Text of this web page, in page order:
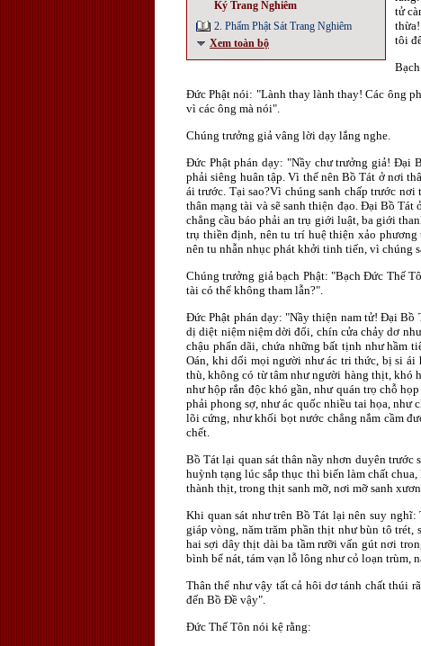
Ký Trang Nghiêm
2. Phẩm Phật Sát Trang Nghiêm
Xem toàn bộ
tử
tôi
Ðức Phật nói: "Lành thay lành thay! Các ông
vì các ông mà nói".
Chúng trưởng giả vâng lời dạy lắng nghe.
Ðức Phật phán dạy: "Nầy chư trưởng giả! Ðại
phải siêng huân tập. Vì thế nên Bồ Tát ở nơi
ái trước. Tại sao?Vì chúng sanh chấp trước
thân mạng tài và sẽ sanh thiện đạo. Ðại Bồ
chẳng cầu báo phải an trụ giới luật, ba giới
trụ thiền định, nên tu trí huệ thiện xảo
nên tu nhẫn nhục phát khởi tinh tiến, vì chúng
Chúng trưởng giả bạch Phật: "Bạch Ðức Thế
tài có thể không tham lẫn?".
Ðức Phật phán dạy: "Nầy thiện nam tử! Ðại
dị diệt niệm niệm dời đổi, chín cửa chảy dơ
chậu phẩn dãi, chứa những bất tịnh như hầm
Oán, khi dối mọi người như ác tri thức, bị si ái
thù, không có từ tâm như người hàng thịt, khó
như hộp rắn độc khó gần, như quán trọ chỗ
phải phong sợ, như ác quốc nhiều tai họa, như
lõi cứng, như khối bọt nước chẳng nắm cầm
chết.
Bồ Tát lại quan sát thân nầy nhơn duyên trước
huỳnh tạng lúc sắp thục thì biến làm chất
thành thịt, trong thịt sanh mỡ, nơi mỡ sanh
Khi quan sát như trên Bồ Tát lại nên suy
giáp vòng, năm trăm phần thịt như bùn tô trét,
hai sợi dây thịt dài ba tầm rưỡi vấn gút nơi
bình bể nát, tám vạn lỗ lông như cỏ loạn trùm,
Thân thể như vậy tất cả hôi dơ tánh chất thúi
đến Bồ Ðề vậy".
Ðức Thế Tôn nói kệ rằng: